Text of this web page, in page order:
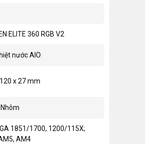
ELITE 360 RGB V2
nước AIO
x 27 mm
1851/1700, 1200/115X;
AM4